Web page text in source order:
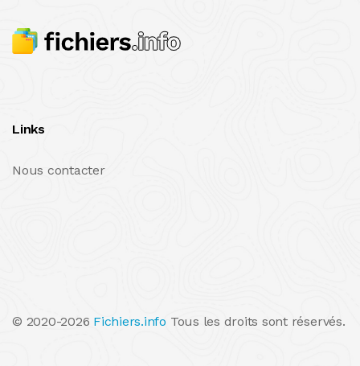
Links
Nous contacter
© 2020-2026 Fichiers.info Tous les droits sont réservés.